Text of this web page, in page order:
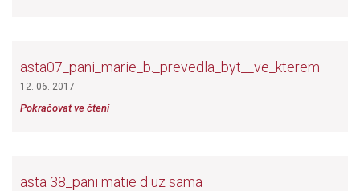
asta07_pani_marie_b._prevedla_byt__ve_kterem
12. 06. 2017
Pokračovat ve čtení
asta 38_pani matie d uz sama